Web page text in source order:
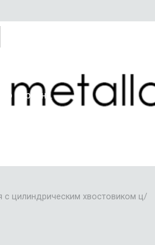
корзину.
с цилиндрическим хвостовиком ц/